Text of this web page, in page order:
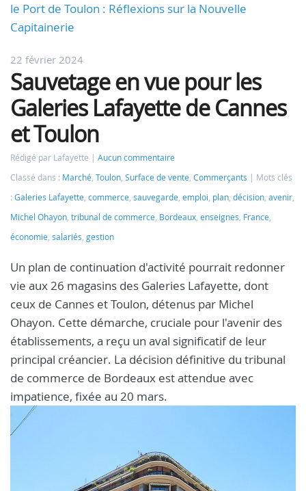
le Port de Toulon : Réflexions sur la Nouvelle
Capitainerie
22 février 2024
Sauvetage en vue pour les
Galeries Lafayette de Cannes
et Toulon
Rédigé par Lafayette
Aucun commentaire
Classé dans : Marché, Toulon, Surface de vente, Commerçants
Mots clés
: Galeries Lafayette, commerce, sauvegarde, emploi, plan, décision, avenir,
Michel Ohayon, tribunal de commerce, Bordeaux, enseignes, France,
économie, salariés, gestion
Un plan de continuation d'activité pourrait redonner
vie aux 26 magasins des Galeries Lafayette, dont
ceux de Cannes et Toulon, détenus par Michel
Ohayon. Cette démarche, cruciale pour l'avenir des
établissements, a reçu un aval significatif de leur
principal créancier. La décision définitive du tribunal
de commerce de Bordeaux est attendue avec
impatience, fixée au 20 mars.